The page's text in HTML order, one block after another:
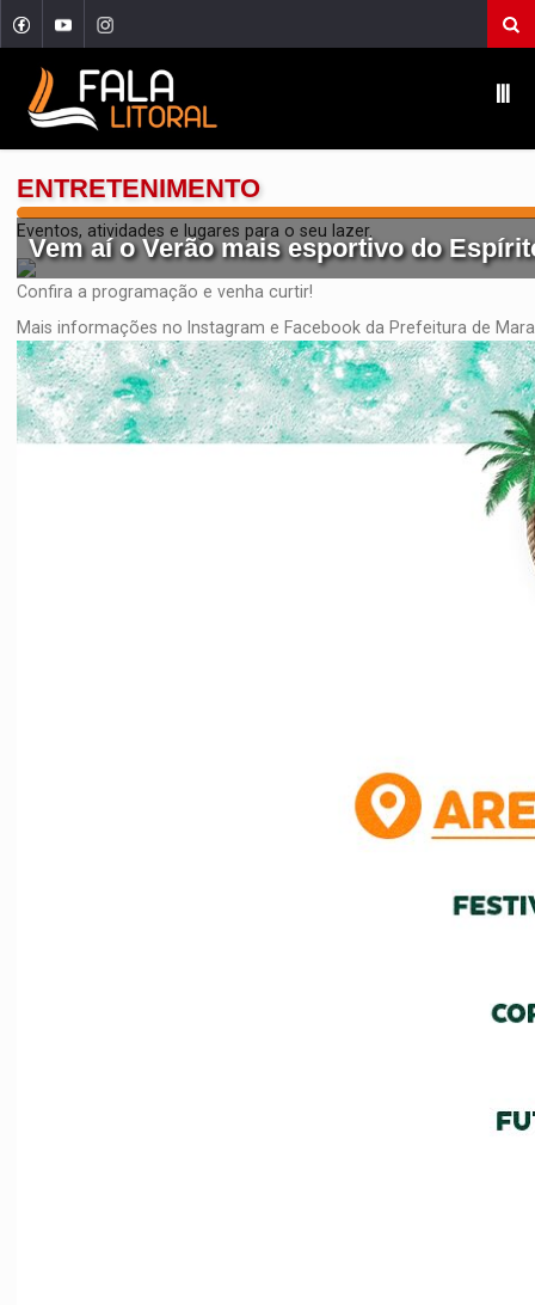
ENTRETENIMENTO
Eventos, atividades e lugares para o seu lazer.
Vem aí o Verão mais esportivo do
Confira a programação e venha curtir!
Mais informações no Instagram e Facebook da Prefeitura de